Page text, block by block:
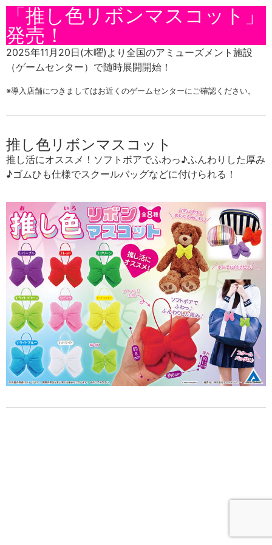
「推し色リボンマスコット」
発売！
2025年11月20日(木曜)より 全国のアミューズメント施設
（ゲームセンター）で随時展開開始！
※導入店舗につきましてはお近くのゲームセンターにご確認ください。
推し色リボンマスコット
推し活にオススメ！ソフトボアでふわっ♪ふんわりした厚み
♪ゴムひも仕様でスクールバッグなどに付けられる！